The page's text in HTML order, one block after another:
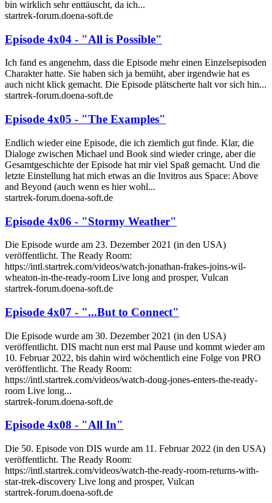
bin wirklich sehr enttäuscht, da ich...
startrek-forum.doena-soft.de
Episode 4x04 - "All is Possible"
Ich fand es angenehm, dass die Episode mehr einen Einzelsepisoden
Charakter hatte. Sie haben sich ja bemüht, aber irgendwie hat es
auch nicht klick gemacht. Die Episode plätscherte halt vor sich hin...
startrek-forum.doena-soft.de
Episode 4x05 - "The Examples"
Endlich wieder eine Episode, die ich ziemlich gut finde. Klar, die
Dialoge zwischen Michael und Book sind wieder cringe, aber die
Gesamtgeschichte der Episode hat mir viel Spaß gemacht. Und die
letzte Einstellung hat mich etwas an die Invitros aus Space: Above
and Beyond (auch wenn es hier wohl...
startrek-forum.doena-soft.de
Episode 4x06 - "Stormy Weather"
Die Episode wurde am 23. Dezember 2021 (in den USA)
veröffentlicht. The Ready Room:
https://intl.startrek.com/videos/watch-jonathan-frakes-joins-wil-
wheaton-in-the-ready-room Live long and prosper, Vulcan
startrek-forum.doena-soft.de
Episode 4x07 - "...But to Connect"
Die Episode wurde am 30. Dezember 2021 (in den USA)
veröffentlicht. DIS macht nun erst mal Pause und kommt wieder am
10. Februar 2022, bis dahin wird wöchentlich eine Folge von PRO
veröffentlicht. The Ready Room:
https://intl.startrek.com/videos/watch-doug-jones-enters-the-ready-
room Live long...
startrek-forum.doena-soft.de
Episode 4x08 - "All In"
Die 50. Episode von DIS wurde am 11. Februar 2022 (in den USA)
veröffentlicht. The Ready Room:
https://intl.startrek.com/videos/watch-the-ready-room-returns-with-
star-trek-discovery Live long and prosper, Vulcan
startrek-forum.doena-soft.de